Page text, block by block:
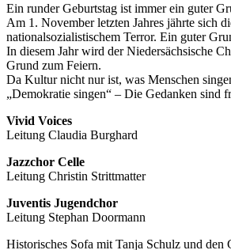
Ein runder Geburtstag ist immer ein guter
Am 1. November letzten Jahres jährte sich
nationalsozialistischem Terror. Ein guter
In diesem Jahr wird der Niedersächsische
Grund zum Feiern.
Da Kultur nicht nur ist, was Menschen
„Demokratie singen“ – Die Gedanken sind
Vivid Voices
Leitung Claudia Burghard
Jazzchor Celle
Leitung Christin Strittmatter
Juventis Jugendchor
Leitung Stephan Doormann
Historisches Sofa mit Tanja Schulz und den